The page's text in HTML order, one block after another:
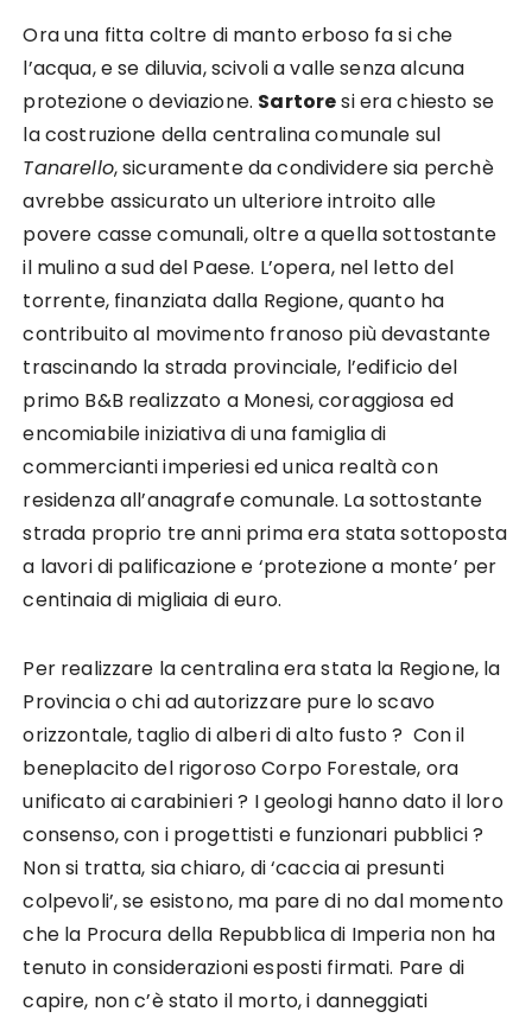
Ora una fitta coltre di manto erboso fa si che
l’acqua, e se diluvia, scivoli a valle senza alcuna
protezione o deviazione. Sartoresi era chiesto se
la costruzione della centralina comunale sul
Tanarello, sicuramente da condividere sia perchè
avrebbe assicurato un ulteriore introito alle
povere casse comunali, oltre a quella sottostante
il mulino a sud del Paese. L’opera, nel letto del
torrente, finanziata dalla Regione, quanto ha
contribuito al movimento franoso più devastante
trascinando la strada provinciale, l’edificio del
primo B&B realizzato a Monesi, coraggiosa ed
encomiabile iniziativa di una famiglia di
commercianti imperiesi ed unica realtà con
residenza all’anagrafe comunale. La sottostante
strada proprio tre anni prima era stata sottoposta
a lavori di palificazione e ‘protezione a monte’ per
centinaia di migliaia di euro.
Per realizzare la centralina era stata la Regione, la
Provincia o chi ad autorizzare pure lo scavo
orizzontale, taglio di alberi di alto fusto ? Con il
beneplacito del rigoroso Corpo Forestale, ora
unificato ai carabinieri ? I geologi hanno dato il loro
consenso, con i progettisti e funzionari pubblici ?
Non si tratta, sia chiaro, di ‘caccia ai presunti
colpevoli’, se esistono, ma pare di no dal momento
che la Procura della Repubblica di Imperia non ha
tenuto in considerazioni esposti firmati. Pare di
capire, non c’è stato il morto, i danneggiati